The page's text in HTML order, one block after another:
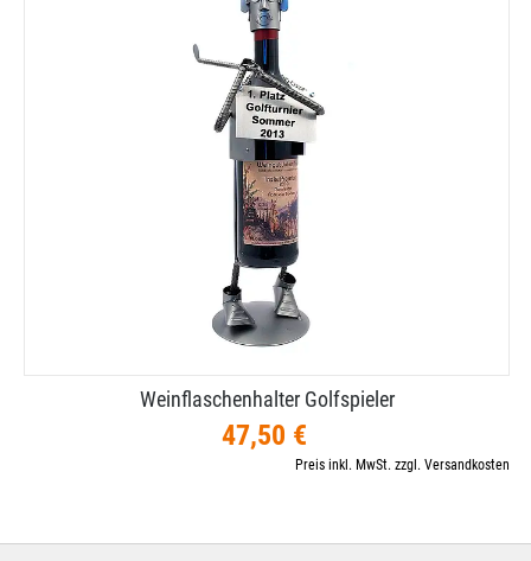
Weinflaschenhalter Golfspieler
47,50 €
Preis inkl. MwSt. zzgl. Versandkosten